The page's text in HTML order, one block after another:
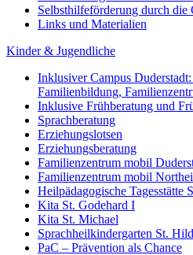
Selbsthilfeförderung durch
Links und Materialien
Kinder & Jugendliche
Inklusiver Campus
Familienbildung,
Inklusive Frühberatung und
Sprachberatung
Erziehungslotsen
Erziehungsberatung
Familienzentrum mobil
Familienzentrum mobil
Heilpädagogische Tagesstätte
Kita St. Godehard I
Kita St. Michael
Sprachheilkindergarten St.
PaC – Prävention als Chance